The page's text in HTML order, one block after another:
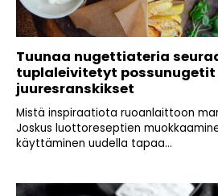
Tuunaa nugettiateria
tuplaleivitetyt
juuresranskikset
Mistä inspiraatiota ruoanlaittoon
Joskus luottoreseptien
käyttäminen uudella tapaa...